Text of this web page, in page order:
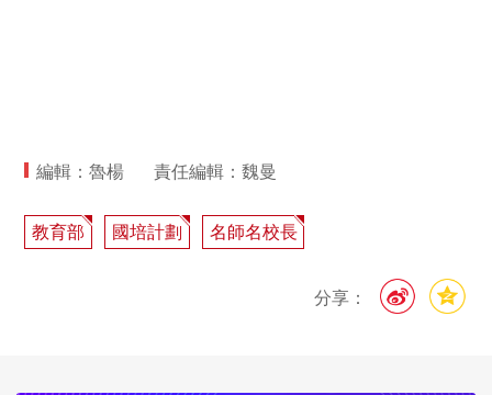
編輯：魯楊 責任編輯：魏曼
教育部 國培計劃 名師名校長
分享：